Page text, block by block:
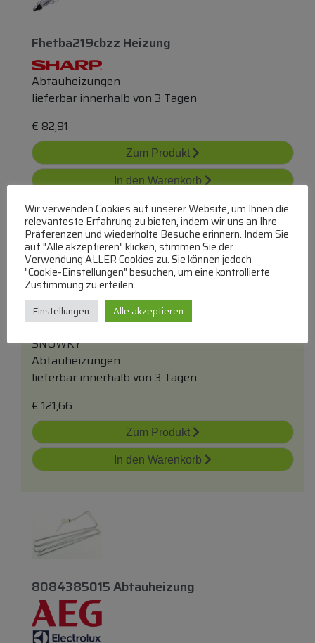
Fhetba219cbzz Heizung
Abtauheizungen
lieferbar innerhalb von 3 Tagen
€ 82,91
Zum Produkt
In den Warenkorb
La000002401 Verdampferheizer-
Baugruppe
SNOWKY
Abtauheizungen
lieferbar innerhalb von 3 Tagen
€ 121,66
Zum Produkt
In den Warenkorb
8084385015 Abtauheizung
Wir verwenden Cookies auf unserer Website, um Ihnen die
relevanteste Erfahrung zu bieten, indem wir uns an Ihre
Präferenzen und wiederholte Besuche erinnern. Indem Sie
auf "Alle akzeptieren" klicken, stimmen Sie der
Verwendung ALLER Cookies zu. Sie können jedoch
"Cookie-Einstellungen" besuchen, um eine kontrollierte
Zustimmung zu erteilen.
Einstellungen Alle akzeptieren